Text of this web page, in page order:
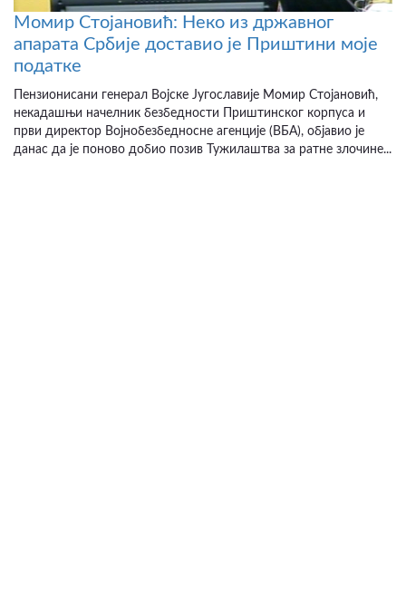
Момир Стојановић: Неко из државног
апарата Србије доставио је Приштини моје
податке
Пензионисани генерал Војске Југославије Момир Стојановић,
некадашњи начелник безбедности Приштинског корпуса и
први директор Војнобезбедносне агенције (ВБА), објавио је
данас да је поново добио позив Тужилаштва за ратне злочине...